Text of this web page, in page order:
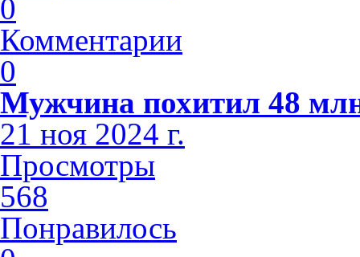
0
Комментарии
0
Мужчина похитил 48
21 ноя 2024 г.
Просмотры
568
Понравилось